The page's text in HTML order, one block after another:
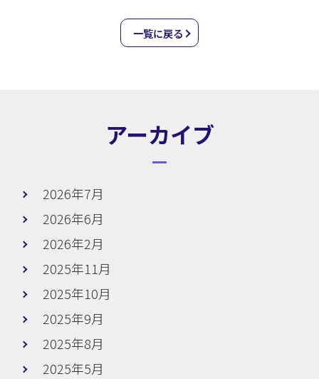
一覧に戻る
アーカイブ
2026年7月
2026年6月
2026年2月
2025年11月
2025年10月
2025年9月
2025年8月
2025年5月